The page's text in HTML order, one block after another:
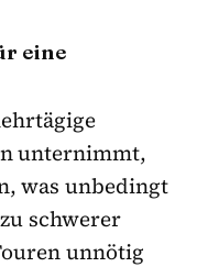
eine
unternimmt,
was unbedingt
schwerer
unnötig